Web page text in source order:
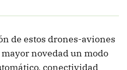
de estos drones-aviones
novedad un modo
conectividad